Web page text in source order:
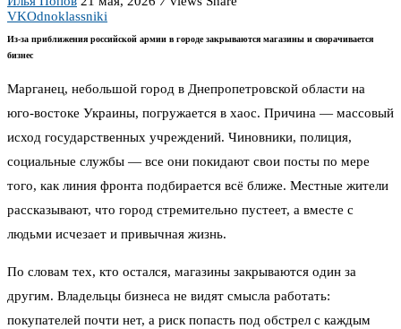
VKOdnoklassniki
Из-за приближения российской армии в городе закрываются магазины и сворачивается
бизнес
Марганец, небольшой город в Днепропетровской области на
юго-востоке Украины, погружается в хаос. Причина — массовый
исход государственных учреждений. Чиновники, полиция,
социальные службы — все они покидают свои посты по мере
того, как линия фронта подбирается всё ближе. Местные жители
рассказывают, что город стремительно пустеет, а вместе с
людьми исчезает и привычная жизнь.
По словам тех, кто остался, магазины закрываются один за
другим. Владельцы бизнеса не видят смысла работать:
покупателей почти нет, а риск попасть под обстрел с каждым